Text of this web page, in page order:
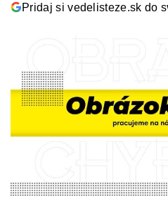
Pridaj si vedelisteze.sk do